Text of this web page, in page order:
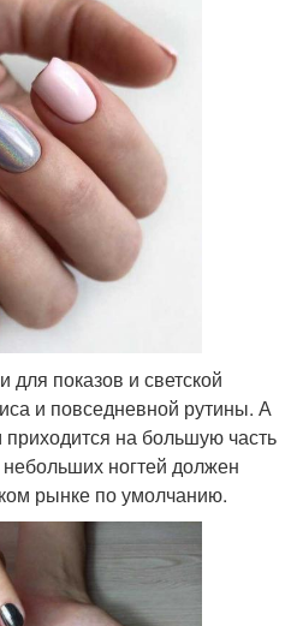
показов и светской
и повседневной рутины. А
приходится на большую часть
ногтей должен
рынке по умолчанию.